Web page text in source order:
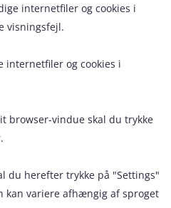
internetfiler og cookies i
visningsfejl.
internetfiler og cookies i
browser-vindue skal du trykke
du herefter trykke på "Settings"
kan variere afhængig af sproget